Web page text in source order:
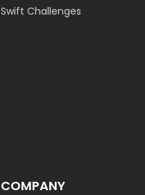
Swift Challenges
COMPANY